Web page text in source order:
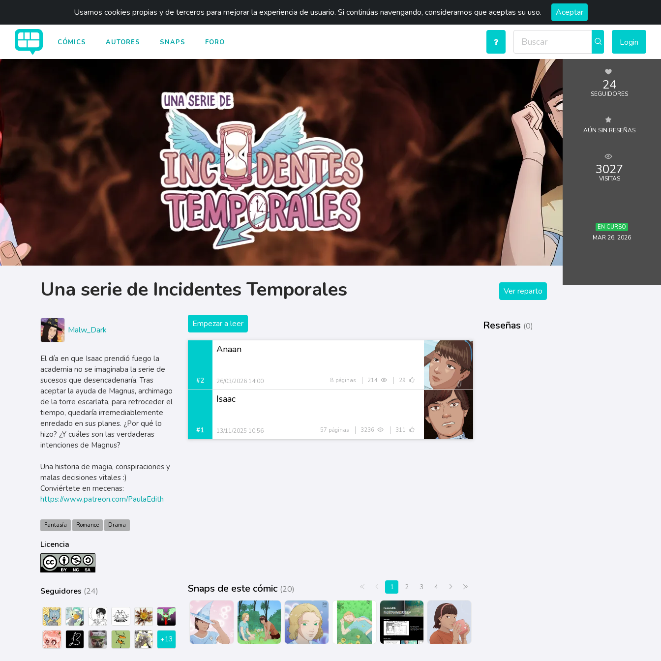
Usamos cookies propias y de terceros para mejorar la experiencia de usuario. Si continúas navengando, consideramos que aceptas su uso. Aceptar
CÓMICS AUTORES SNAPS FORO Login
24
SEGUIDORES
AÚN SIN RESEÑAS
3027
VISITAS
EN CURSO
MAR 26, 2026
Una serie de Incidentes Temporales Ver reparto
Malw_Dark
El día en que Isaac prendió fuego la
academia no se imaginaba la serie de
sucesos que desencadenaría. Tras
aceptar la ayuda de Magnus, archimago
de la torre escarlata, para retroceder el
tiempo, quedaría irremediablemente
enredado en sus planes. ¿Por qué lo
hizo? ¿Y cuáles son las verdaderas
intenciones de Magnus?
Una historia de magia, conspiraciones y
malas decisiones vitales :)
Conviértete en mecenas:
https://www.patreon.com/PaulaEdith
Fantasía Romance Drama
Licencia
Seguidores (24)
+13
Empezar a leer
#2
Anaan
26/03/2026 14:00 8 páginas 214 29
#1
Isaac
13/11/2025 10:56 57 páginas 3236 311
Snaps de este cómic (20) Primera página
Anterior
1 2 3 4 Siguiente
Reseñas (0)